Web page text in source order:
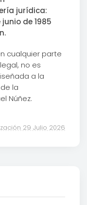
jurídica:
de 1985
cualquier parte
no es
a la
la
Núñez.
29 Julio 2026